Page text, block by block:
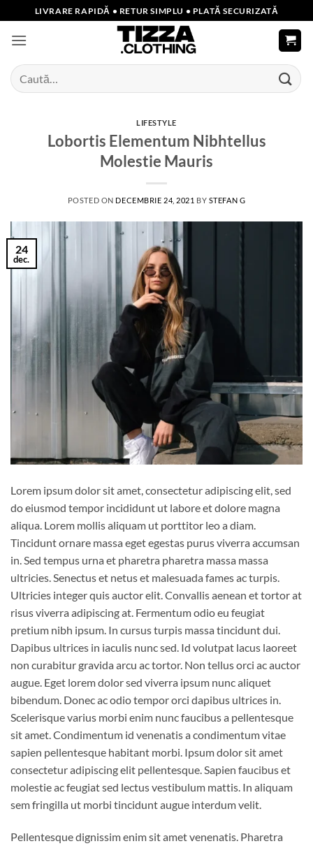
to
content
LIVRARE RAPIDĂ • RETUR SIMPLU • PLATĂ SECURIZATĂ
Caută
după:
LIFESTYLE
Lobortis Elementum Nibhtellus
Molestie Mauris
POSTED ON DECEMBRIE 24, 2021 BY STEFAN G
24
dec.
Lorem ipsum dolor sit amet, consectetur adipiscing elit, sed
do eiusmod tempor incididunt ut labore et dolore magna
aliqua. Lorem mollis aliquam ut porttitor leo a diam.
Tincidunt ornare massa eget egestas purus viverra accumsan
in. Sed tempus urna et pharetra pharetra massa massa
ultricies. Senectus et netus et malesuada fames ac turpis.
Ultricies integer quis auctor elit. Convallis aenean et tortor at
risus viverra adipiscing at. Fermentum odio eu feugiat
pretium nibh ipsum. In cursus turpis massa tincidunt dui.
Dapibus ultrices in iaculis nunc sed. Id volutpat lacus laoreet
non curabitur gravida arcu ac tortor. Non tellus orci ac auctor
augue. Eget lorem dolor sed viverra ipsum nunc aliquet
bibendum. Donec ac odio tempor orci dapibus ultrices in.
Scelerisque varius morbi enim nunc faucibus a pellentesque
sit amet. Condimentum id venenatis a condimentum vitae
sapien pellentesque habitant morbi. Ipsum dolor sit amet
consectetur adipiscing elit pellentesque. Sapien faucibus et
molestie ac feugiat sed lectus vestibulum mattis. In aliquam
sem fringilla ut morbi tincidunt augue interdum velit.
Pellentesque dignissim enim sit amet venenatis. Pharetra